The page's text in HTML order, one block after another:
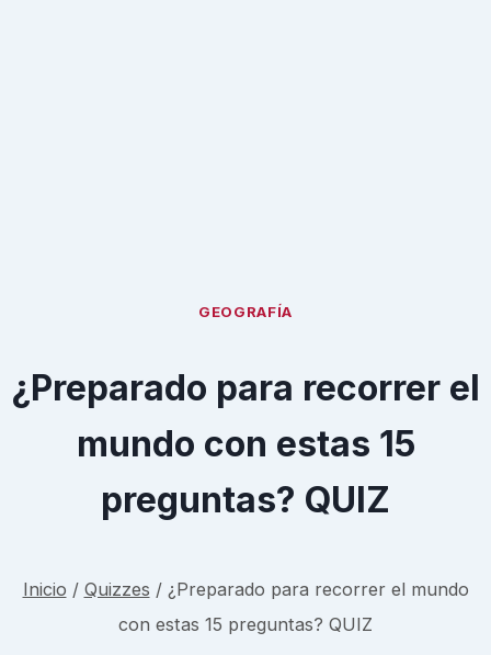
GEOGRAFÍA
¿Preparado para recorrer el
mundo con estas 15
preguntas? QUIZ
Inicio / Quizzes / ¿Preparado para recorrer el mundo
con estas 15 preguntas? QUIZ